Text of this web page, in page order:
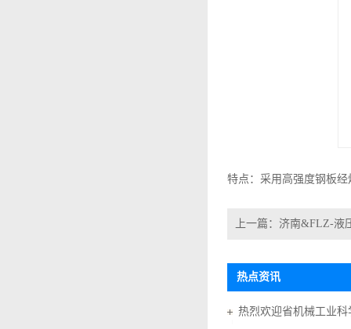
特点：采用高强度钢板
上一篇： 济南&FLZ-液
热点资讯